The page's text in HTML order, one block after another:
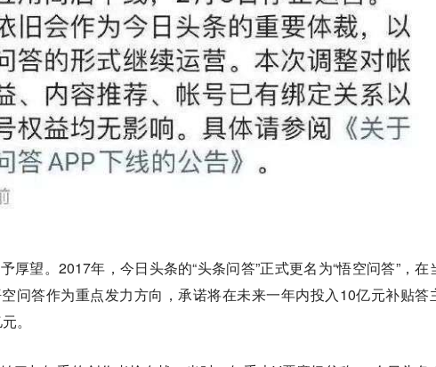
厚望。2017年，今日头条的“头条问答”正式更名为“悟空问答”，在
问答作为重点发力方向，承诺将在未来一年内投入10亿元补贴答
。